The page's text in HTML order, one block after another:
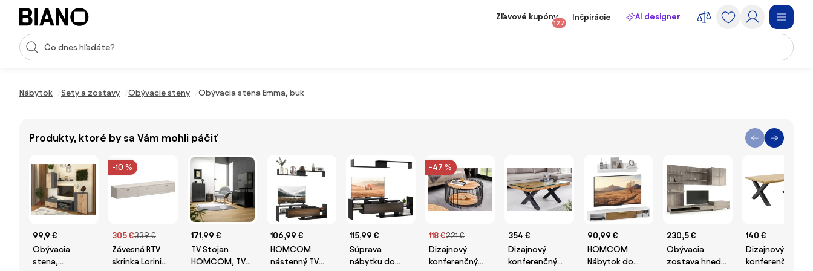
Preskočiť navigáciu, prejsť na obsah
Vstup pre vyhľadávanie
Zľavové kupóny
127
Inšpirácie AI designer
Nábytok Sety a zostavy Obývacie steny Obývacia stena Emma, buk
Produkty, ktoré by sa Vám mohli páčiť
99,9 €
Obývacia
stena,
-10 %
305 €339 €
Závesná RTV
skrinka Lorini
171,99 €
TV Stojan
HOMCOM, TV
106,99 €
HOMCOM
nástenný TV
115,99 €
Súprava
nábytku do
-47 %
118 €221 €
Dizajnový
konferenčný
354 €
Dizajnový
konferenčný
90,99 €
HOMCOM
Nábytok do
230,5 €
Obývacia
zostava hnedá
140 €
Dizajnový
konferenčný